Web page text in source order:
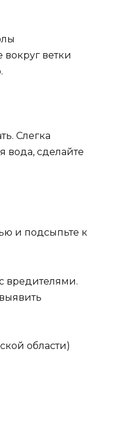
ветки
Слегка
вода, сделайте
и подсыпьте к
вредителями.
области)